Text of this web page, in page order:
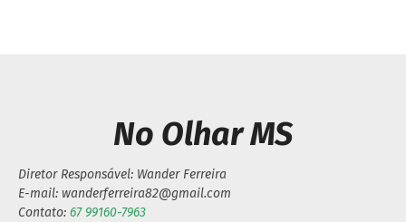
No Olhar MS
Diretor Responsável: Wander Ferreira
E-mail: wanderferreira82@gmail.com
Contato: 67 99160-7963